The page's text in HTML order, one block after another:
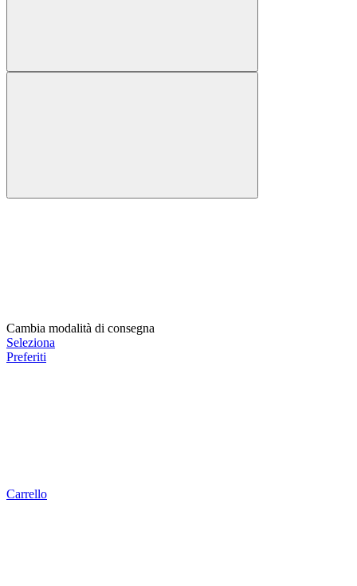
Cambia modalità di consegna
Seleziona
Preferiti
Carrello